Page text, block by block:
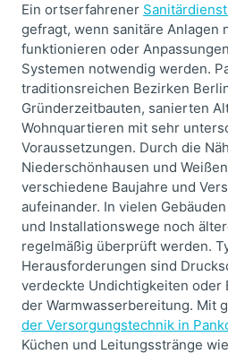
Ein ortserfahrener
gefragt, wenn sanitäre Anlagen
funktionieren oder
Systemen notwendig werden.
traditionsreichen Bezirken
Gründerzeitbauten, sanierten
Wohnquartieren mit sehr
Voraussetzungen. Durch die
Niederschönhausen und
verschiedene Baujahre und
aufeinander. In vielen
und Installationswege noch
regelmäßig überprüft werden.
Herausforderungen sind
verdeckte Undichtigkeiten oder
der Warmwasserbereitung. Mit
der Versorgungstechnik in
Küchen und Leitungsstränge